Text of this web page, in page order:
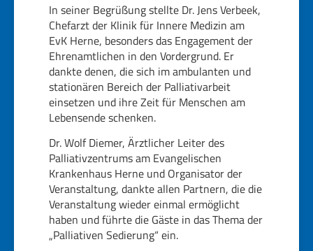
In seiner Begrüßung stellte Dr. Jens Verbeek,
Chefarzt der Klinik für Innere Medizin am
EvK Herne, besonders das Engagement der
Ehrenamtlichen in den Vordergrund. Er
dankte denen, die sich im ambulanten und
stationären Bereich der Palliativarbeit
einsetzen und ihre Zeit für Menschen am
Lebensende schenken.
Dr. Wolf Diemer, Ärztlicher Leiter des
Palliativzentrums am Evangelischen
Krankenhaus Herne und Organisator der
Veranstaltung, dankte allen Partnern, die die
Veranstaltung wieder einmal ermöglicht
haben und führte die Gäste in das Thema der
„Palliativen Sedierung“ ein.